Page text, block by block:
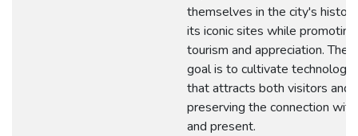
themselves in the city's
its iconic sites while
tourism and appreciation. The
goal is to cultivate
that attracts both visitors and
preserving the connection
and present.